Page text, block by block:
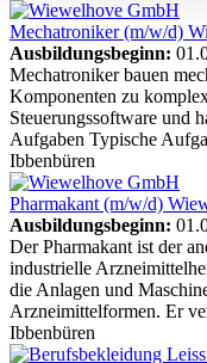
Mechatroniker (m/w/d)
Ausbildungsbeginn:
Mechatroniker bauen
Komponenten zu
Steuerungssoftware und
Aufgaben Typische
Ibbenbüren
Pharmakant (m/w/d)
Ausbildungsbeginn:
Der Pharmakant ist der
industrielle
die Anlagen und
Arzneimittelformen. Er
Ibbenbüren